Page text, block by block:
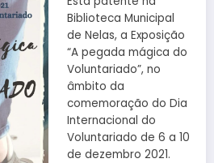
Biblioteca Municipal
de Nelas, a Exposição
“A pegada mágica do
Voluntariado”, no
âmbito da
comemoração do Dia
Internacional do
Voluntariado de 6 a 10
de dezembro 2021.